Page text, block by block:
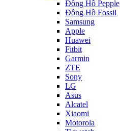
Đồng Hồ Pepple
Đồng Hồ Fossil
Samsung
Apple
Huawei
Fitbit
Garmin
ZTE
Sony
LG
Asus
Alcatel
Xiaomi
Motorola